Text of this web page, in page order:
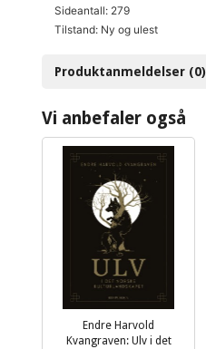
Sideantall: 279
Tilstand: Ny og ulest
Produktanmeldelser (0)
Vi anbefaler også
Endre Harvold
Kvangraven: Ulv i det